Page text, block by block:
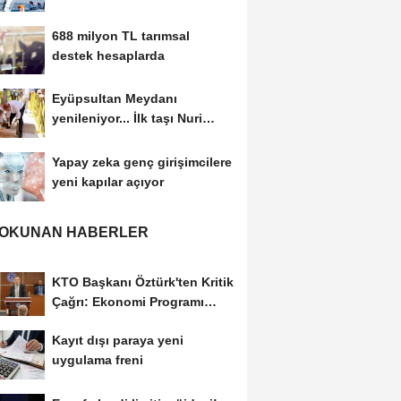
688 milyon TL tarımsal
destek hesaplarda
Eyüpsultan Meydanı
yenileniyor... İlk taşı Nuri
Yapay zeka genç girişimcilere
yeni kapılar açıyor
HABERLER
KTO Başkanı Öztürk'ten Kritik
Çağrı: Ekonomi Programı
Kayıt dışı paraya yeni
uygulama freni